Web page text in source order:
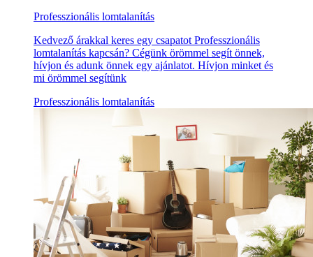
Professzionális lomtalanítás
Kedvező árakkal keres egy csapatot Professzionális
lomtalanítás kapcsán? Cégünk örömmel segít önnek,
hívjon és adunk önnek egy ajánlatot. Hívjon minket és
mi örömmel segítünk
Professzionális lomtalanítás